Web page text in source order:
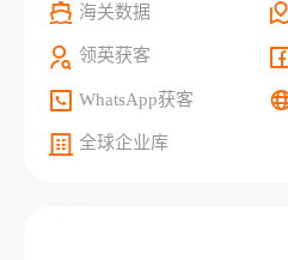
海关数据
领英获客
WhatsApp获客
全球企业库